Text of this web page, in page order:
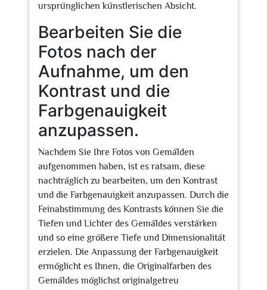
ursprünglichen künstlerischen Absicht.
Bearbeiten Sie die
Fotos nach der
Aufnahme, um den
Kontrast und die
Farbgenauigkeit
anzupassen.
Nachdem Sie Ihre Fotos von Gemälden
aufgenommen haben, ist es ratsam, diese
nachträglich zu bearbeiten, um den Kontrast
und die Farbgenauigkeit anzupassen. Durch die
Feinabstimmung des Kontrasts können Sie die
Tiefen und Lichter des Gemäldes verstärken
und so eine größere Tiefe und Dimensionalität
erzielen. Die Anpassung der Farbgenauigkeit
ermöglicht es Ihnen, die Originalfarben des
Gemäldes möglichst originalgetreu